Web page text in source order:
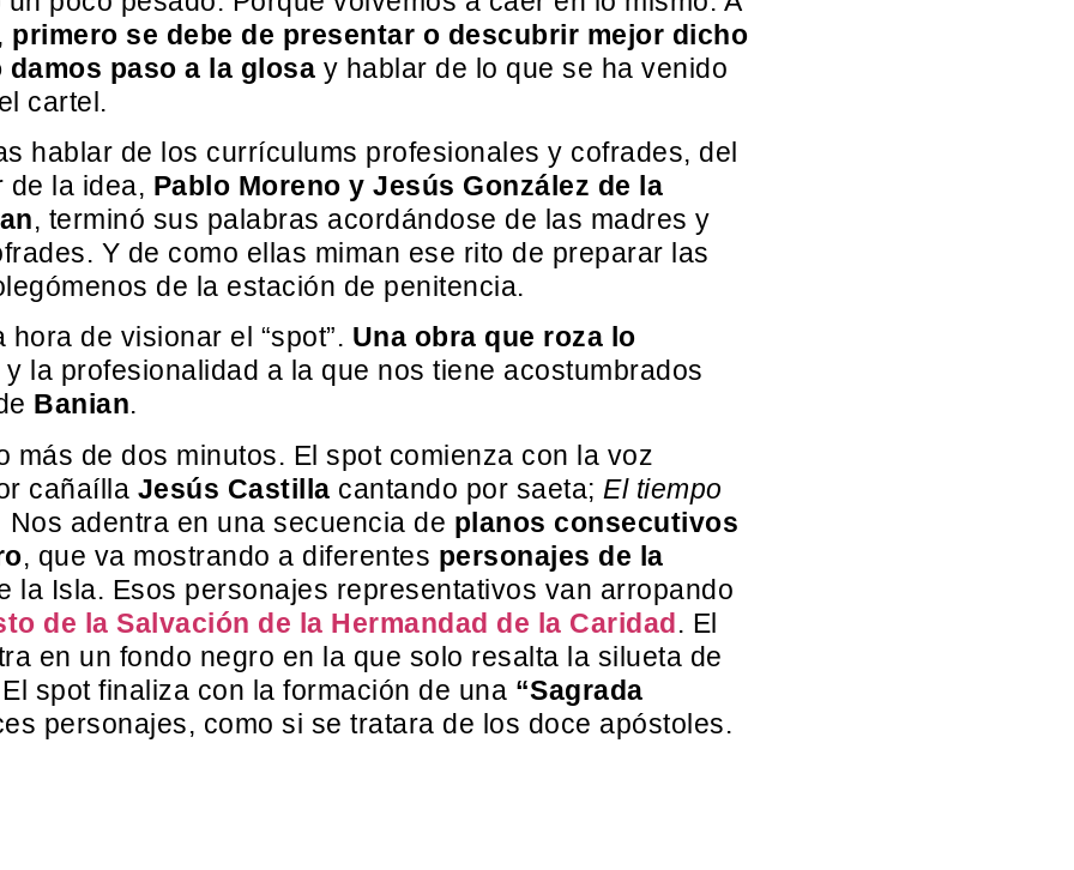
primero se debe de presentar o descubrir mejor dicho
paso a la glosa y hablar de lo que se ha venido
cartel.
hablar de los currículums profesionales y cofrades, del
de la idea, Pablo Moreno y Jesús González de la
, terminó sus palabras acordándose de las madres y
Y de como ellas miman ese rito de preparar las
de la estación de penitencia.
de visionar el “spot”. Una obra que roza lo
y la profesionalidad a la que nos tiene acostumbrados
Banian.
más de dos minutos. El spot comienza con la voz
cañaílla Jesús Castilla cantando por saeta; El tiempo
adentra en una secuencia de planos consecutivos
, que va mostrando a diferentes personajes de la
la Isla. Esos personajes representativos van arropando
de la Salvación de la Hermandad de la Caridad. El
en un fondo negro en la que solo resalta la silueta de
spot finaliza con la formación de una “Sagrada
personajes, como si se tratara de los doce apóstoles.